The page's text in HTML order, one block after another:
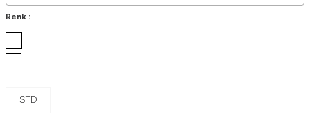
Renk :
STD